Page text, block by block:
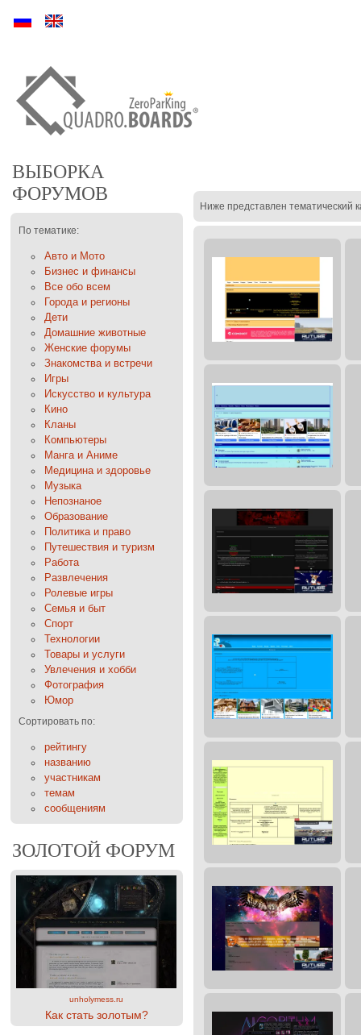
Ру En
ВЫБОРКА
ФОРУМОВ
По тематике:
Авто и Мото
Бизнес и финансы
Все обо всем
Города и регионы
Дети
Домашние животные
Женские форумы
Знакомства и встречи
Игры
Искусство и культура
Кино
Кланы
Компьютеры
Манга и Аниме
Медицина и здоровье
Музыка
Непознаное
Образование
Политика и право
Путешествия и туризм
Работа
Развлечения
Ролевые игры
Семья и быт
Спорт
Технологии
Товары и услуги
Увлечения и хобби
Фотография
Юмор
Сортировать по:
рейтингу
названию
участникам
темам
сообщениям
ЗОЛОТОЙ ФОРУМ
unholymess.ru
Как стать золотым?
Ниже представлен тематический